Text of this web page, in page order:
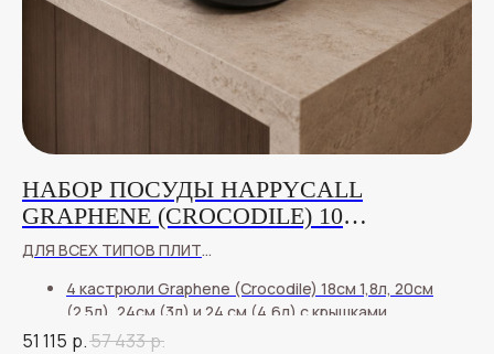
НАБОР ПОСУДЫ HAPPYCALL
GRAPHENE (CROCODILE) 10
ПРЕДМЕТОВ
ДЛЯ ВСЕХ ТИПОВ ПЛИТ
4 кастрюли Graphene (Crocodile) 18см 1,8л, 20см
(2.5л), 24см (3л) и 24 см (4,6л) с крышками
сковороды Graphene (Crocodile) 24см и 28см
51 115 р.57 433р.